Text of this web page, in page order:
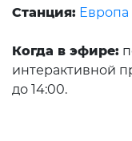
Станция:
Когда в эфире:
интерактивной
до 14:00.